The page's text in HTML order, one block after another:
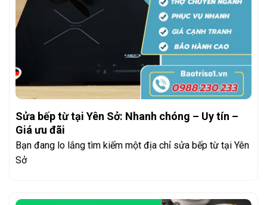
Sửa bếp từ tại Yên Sở: Nhanh chóng – Uy tín –
Giá ưu đãi
Bạn đang lo lắng tìm kiếm một địa chỉ sửa bếp từ tại Yên
Sở